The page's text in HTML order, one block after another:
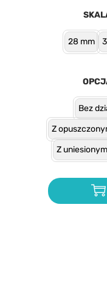
28 mm
Bez
Z
Z